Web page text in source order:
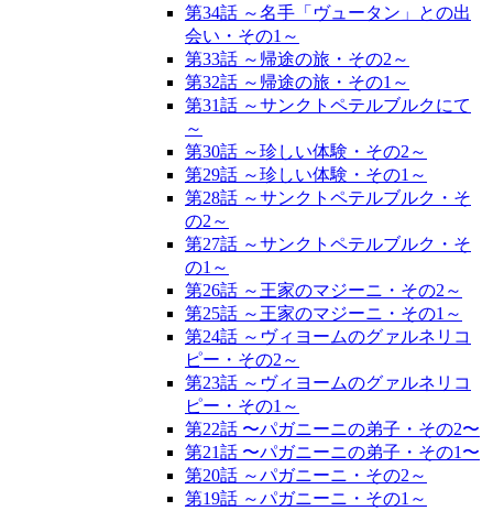
第34話 ～名手「ヴュータン」との出
会い・その1～
第33話 ～帰途の旅・その2～
第32話 ～帰途の旅・その1～
第31話 ～サンクトペテルブルクにて
～
第30話 ～珍しい体験・その2～
第29話 ～珍しい体験・その1～
第28話 ～サンクトペテルブルク・そ
の2～
第27話 ～サンクトペテルブルク・そ
の1～
第26話 ～王家のマジーニ・その2～
第25話 ～王家のマジーニ・その1～
第24話 ～ヴィヨームのグァルネリコ
ピー・その2～
第23話 ～ヴィヨームのグァルネリコ
ピー・その1～
第22話 〜パガニーニの弟子・その2〜
第21話 〜パガニーニの弟子・その1〜
第20話 ～パガニーニ・その2～
第19話 ～パガニーニ・その1～